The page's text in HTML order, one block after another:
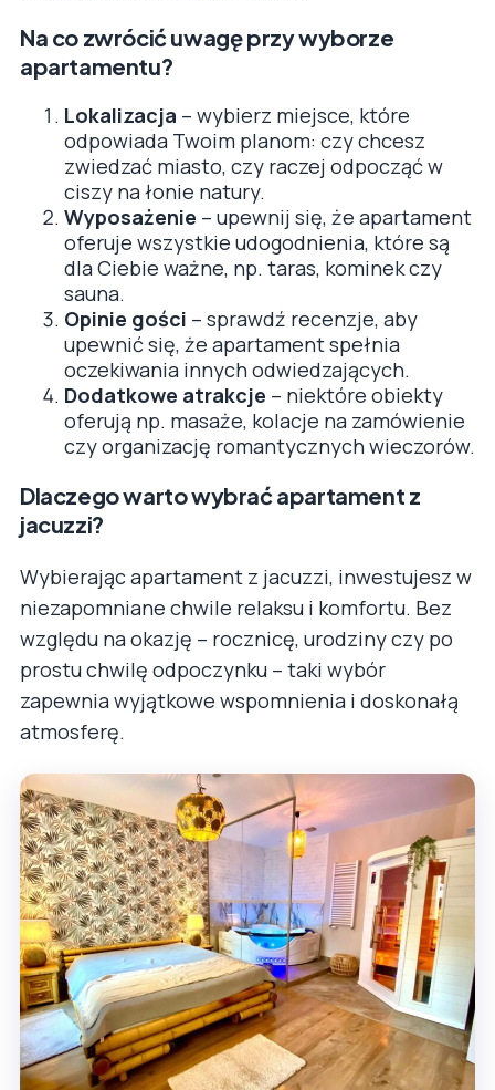
Na co zwrócić uwagę przy wyborze
apartamentu?
Lokalizacja – wybierz miejsce, które
odpowiada Twoim planom: czy chcesz
zwiedzać miasto, czy raczej odpocząć w
ciszy na łonie natury.
Wyposażenie – upewnij się, że apartament
oferuje wszystkie udogodnienia, które są
dla Ciebie ważne, np. taras, kominek czy
sauna.
Opinie gości – sprawdź recenzje, aby
upewnić się, że apartament spełnia
oczekiwania innych odwiedzających.
Dodatkowe atrakcje – niektóre obiekty
oferują np. masaże, kolacje na zamówienie
czy organizację romantycznych wieczorów.
Dlaczego warto wybrać apartament z
jacuzzi?
Wybierając apartament z jacuzzi, inwestujesz w
niezapomniane chwile relaksu i komfortu. Bez
względu na okazję – rocznicę, urodziny czy po
prostu chwilę odpoczynku – taki wybór
zapewnia wyjątkowe wspomnienia i doskonałą
atmosferę.